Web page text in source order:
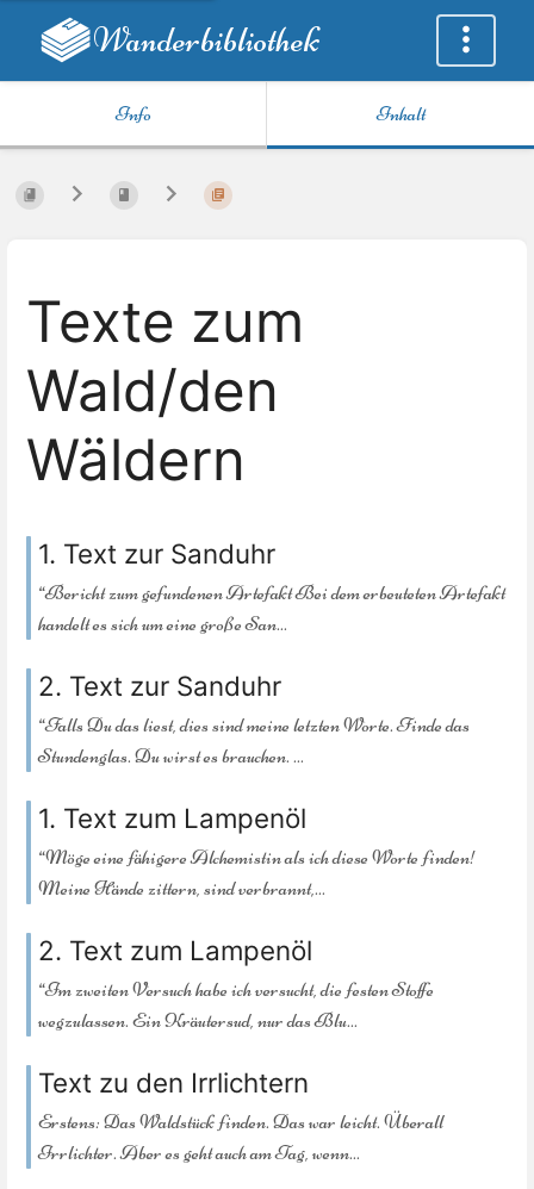
Wanderbibliothek
Info Inhalt
Texte zum
Wald/den
Wäldern
1. Text zur Sanduhr
“Bericht zum gefundenen Artefakt Bei dem erbeuteten Artefakt
handelt es sich um eine große San...
2. Text zur Sanduhr
“Falls Du das liest, dies sind meine letzten Worte. Finde das
Stundenglas. Du wirst es brauchen. ...
1. Text zum Lampenöl
“Möge eine fähigere Alchemistin als ich diese Worte finden!
Meine Hände zittern, sind verbrannt,...
2. Text zum Lampenöl
“Im zweiten Versuch habe ich versucht, die festen Stoffe
wegzulassen. Ein Kräutersud, nur das Blu...
Text zu den Irrlichtern
Erstens: Das Waldstück finden. Das war leicht. Überall
Irrlichter. Aber es geht auch am Tag, wenn...